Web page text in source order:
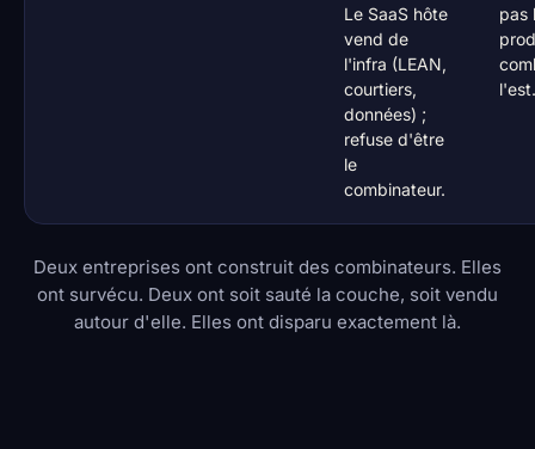
Le SaaS hôte
vend de
l'infra (LEAN,
courtiers,
données) ;
refuse d'être
le
combinateur.
pas
l'est.
Deux entreprises ont construit des combinateurs. Elles
ont survécu. Deux ont soit sauté la couche, soit vendu
autour d'elle. Elles ont disparu exactement là.